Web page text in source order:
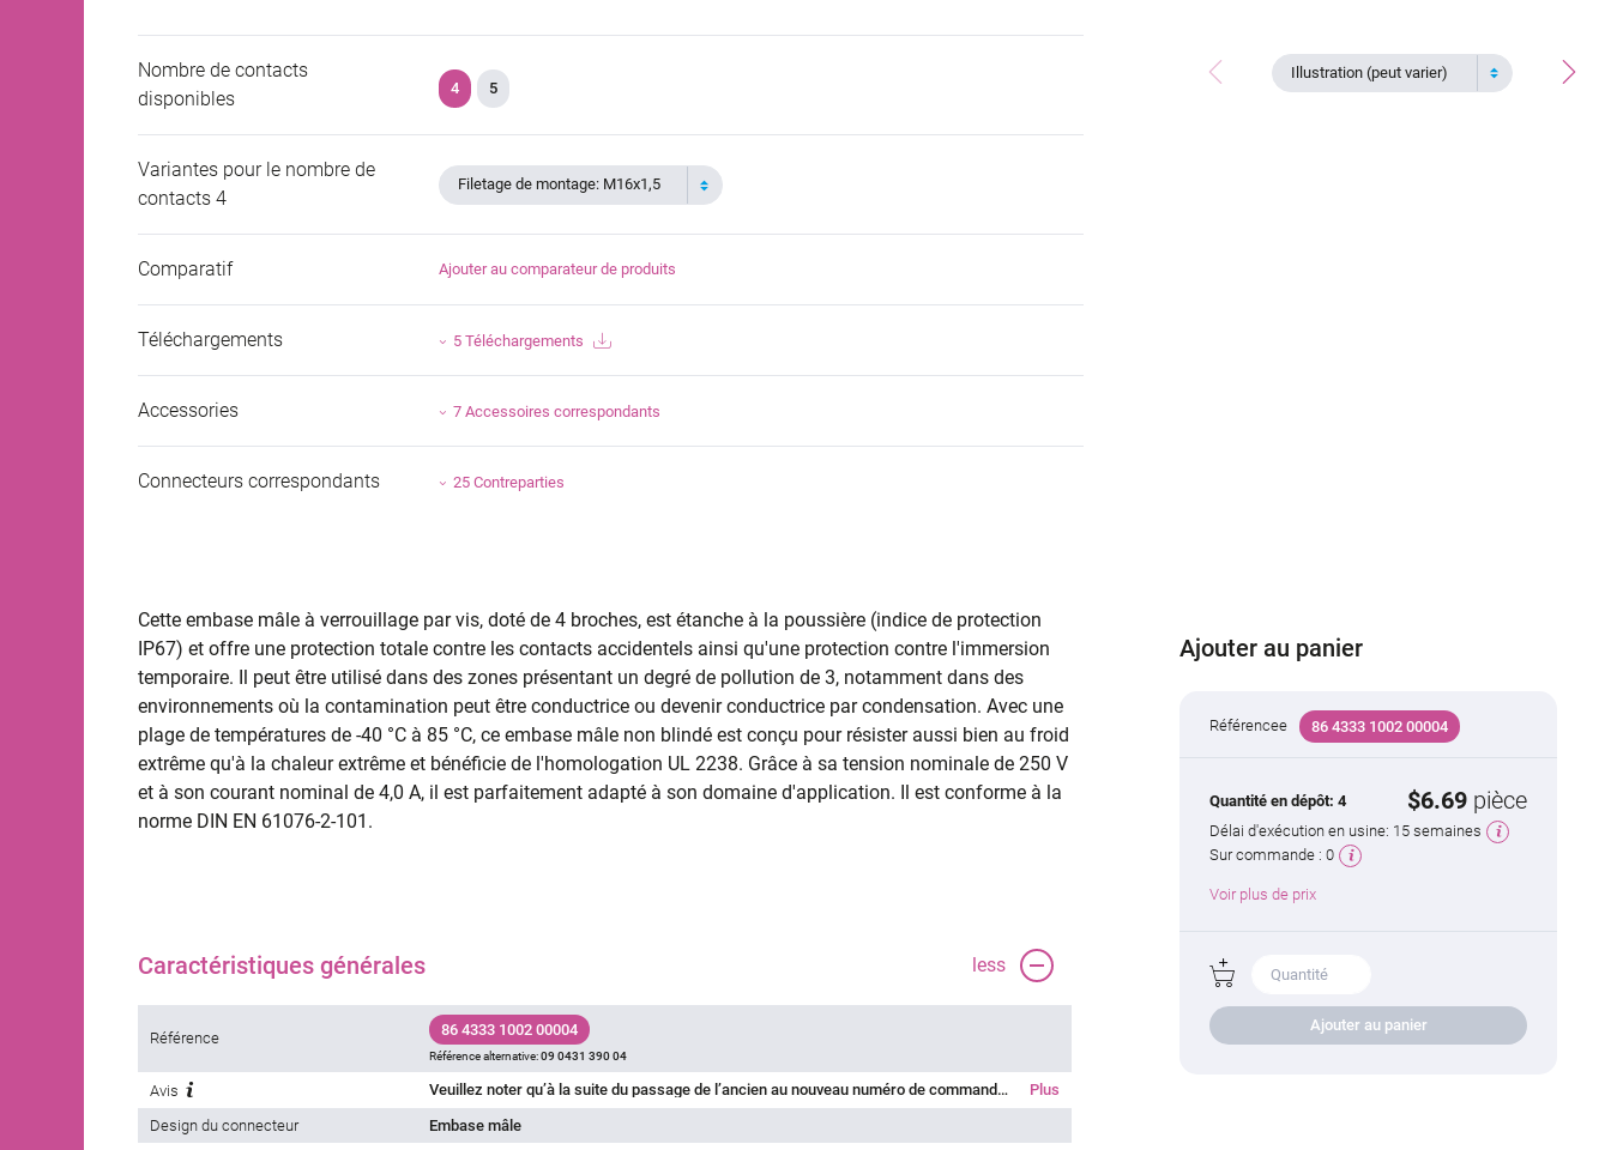
Illustration (peut varier)
Nombre de contacts
disponibles
4 5
Variantes pour le nombre de
contacts 4
Filetage de montage: M16x1,5
Comparatif Ajouter au comparateur de produits
Téléchargements 5 Téléchargements
Accessories 7 Accessoires correspondants
Connecteurs correspondants 25 Contreparties
Cette embase mâle à verrouillage par vis, doté de 4 broches, est étanche à la poussière (indice de protection
IP67) et offre une protection totale contre les contacts accidentels ainsi qu'une protection contre l'immersion
temporaire. Il peut être utilisé dans des zones présentant un degré de pollution de 3, notamment dans des
environnements où la contamination peut être conductrice ou devenir conductrice par condensation. Avec une
plage de températures de -40 °C à 85 °C, ce embase mâle non blindé est conçu pour résister aussi bien au froid
extrême qu'à la chaleur extrême et bénéficie de l'homologation UL 2238. Grâce à sa tension nominale de 250 V
et à son courant nominal de 4,0 A, il est parfaitement adapté à son domaine d'application. Il est conforme à la
norme DIN EN 61076-2-101.
Caractéristiques générales less
Référence 86 4333 1002 00004
Référence alternative:09 0431 390 04
Avis Veuillez noter qu’à la suite du passage de l’ancien au nouveau numéro de commande, des écarts sont possibles dans les spécifications techniques. Pour des informations détaillées sur le produit, veuillez utiliser l’option « Contacter le service client » en haut à droite.
Plus
Design du connecteur
Embase mâle
Ajouter au panier
Référencee 86 4333 1002 00004
Quantité en dépôt:4 $6.69pièce
Délai d'exécution en usine: 15 semaines
Sur commande :0
Voir plus de prix
Ajouter au panier